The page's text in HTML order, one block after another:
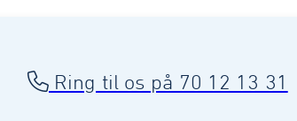
Ring til os på 70 12 13 31